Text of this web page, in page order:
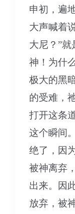
申初，遍
大声喊着
大尼？”
神！为什
极大的黑
的受难，
打开这条
这个瞬间
绝了，因
被神离弃
出来。因
放弃，被